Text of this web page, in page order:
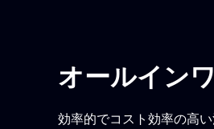
オールイン
効率的でコスト効率の高